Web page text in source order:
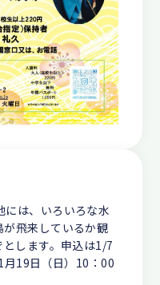
には、いろいろな水
飛来しているか観
します。申込は1/7
19日（日）10：00